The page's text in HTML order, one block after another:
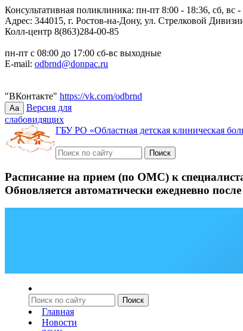
Консультативная поликлиника: пн-пт 8:00 - 18:36, сб, вс
Адрес: 344015, г. Ростов-на-Дону, ул. Стрелковой
Колл-центр 8(863)284-00-85
пн-пт с 08:00 до 17:00 сб-вс выходные
E-mail: odbrnd@donpac.ru
"ВКонтакте" https://vk.com/odbrnd
Aa
Версия для
слабовидящих
ГБУ РО «Областная детская клиническая
Расписание на прием (по ОМС) к
Обновляется автоматически ежедневно
Главная
Новости